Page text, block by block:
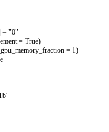
= "0"
= True)
= 1)